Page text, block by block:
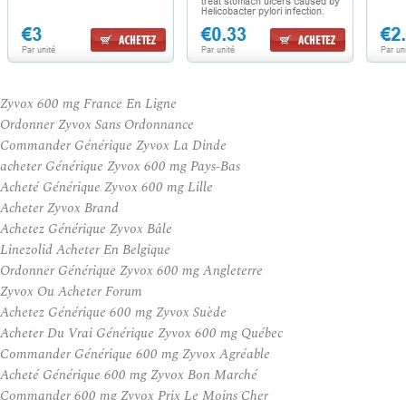
Zyvox 600 mg France En Ligne
Ordonner Zyvox Sans Ordonnance
Commander Générique Zyvox La Dinde
acheter Générique Zyvox 600 mg Pays-Bas
Acheté Générique Zyvox 600 mg Lille
Acheter Zyvox Brand
Achetez Générique Zyvox Bâle
Linezolid Acheter En Belgique
Ordonner Générique Zyvox 600 mg Angleterre
Zyvox Ou Acheter Forum
Achetez Générique 600 mg Zyvox Suède
Acheter Du Vrai Générique Zyvox 600 mg Québec
Commander Générique 600 mg Zyvox Agréable
Acheté Générique 600 mg Zyvox Bon Marché